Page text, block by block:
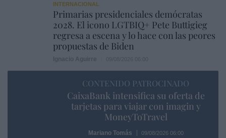
INTERNACIONAL
Primarias presidenciales demócratas
2028. El icono LGTBIQ+ Pete Buttigieg
regresa a escena y lo hace con las peores
propuestas de Biden
CONTENIDO PATROCINADO
CaixaBank intensifica su oferta de
tarjetas para viajar con imagin y
MoneyToTravel
Mariano Tomás 09/08/2026 06:00